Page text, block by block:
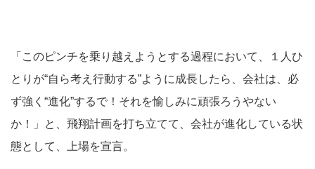
「このピンチを乗り越えようとする過程において、１人ひ
とりが“自ら考え行動する”ように成長したら、会社は、必
ず強く“進化”するで！それを愉しみに頑張ろうやない
か！」と、飛翔計画を打ち立てて、会社が進化している状
態として、上場を宣言。